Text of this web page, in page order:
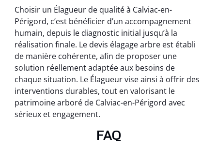
Choisir un Élagueur de qualité à Calviac-en-
Périgord, c’est bénéficier d’un accompagnement
humain, depuis le diagnostic initial jusqu’à la
réalisation finale. Le devis élagage arbre est établi
de manière cohérente, afin de proposer une
solution réellement adaptée aux besoins de
chaque situation. Le Élagueur vise ainsi à offrir des
interventions durables, tout en valorisant le
patrimoine arboré de Calviac-en-Périgord avec
sérieux et engagement.
FAQ